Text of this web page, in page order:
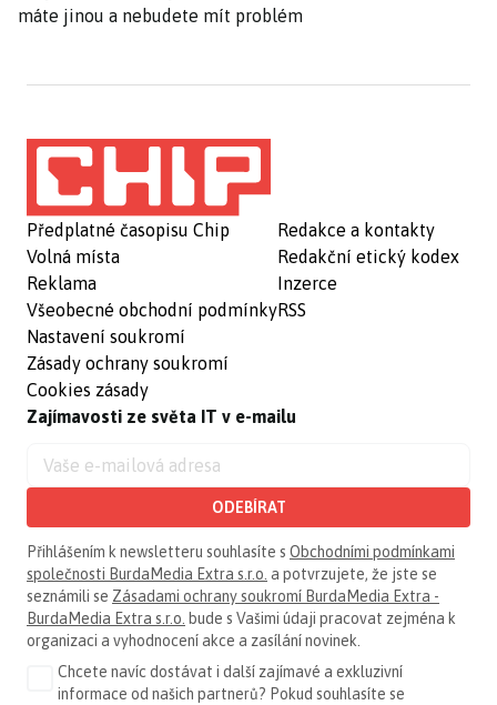
máte jinou a nebudete mít problém
Předplatné časopisu Chip
Volná místa
Reklama
Všeobecné obchodní podmínky
Nastavení soukromí
Zásady ochrany soukromí
Cookies zásady
Redakce a kontakty
Redakční etický kodex
Inzerce
RSS
Zajímavosti ze světa IT v e-mailu
ODEBÍRAT
Přihlášením k newsletteru souhlasíte s Obchodními podmínkami
společnosti BurdaMedia Extra s.r.o. a potvrzujete, že jste se
seznámili se Zásadami ochrany soukromí BurdaMedia Extra -
BurdaMedia Extra s.r.o. bude s Vašimi údaji pracovat zejména k
organizaci a vyhodnocení akce a zasílání novinek.
Chcete navíc dostávat i další zajímavé a exkluzivní
informace od našich partnerů? Pokud souhlasíte se